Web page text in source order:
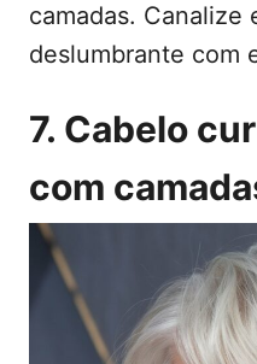
camadas. Canalize
deslumbrante com
7. Cabelo
com